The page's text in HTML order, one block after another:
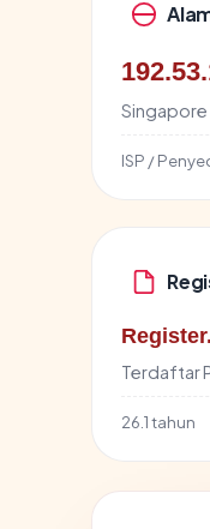
Singapore
ISP /
Terdaftar
26.1 tahun